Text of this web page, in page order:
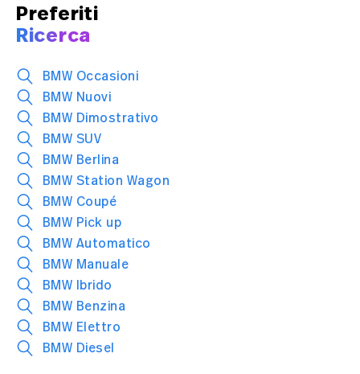
Preferiti
Ricerca
BMW Occasioni
BMW Nuovi
BMW Dimostrativo
BMW SUV
BMW Berlina
BMW Station Wagon
BMW Coupé
BMW Pick up
BMW Automatico
BMW Manuale
BMW Ibrido
BMW Benzina
BMW Elettro
BMW Diesel